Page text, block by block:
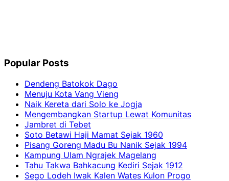
Popular Posts
Dendeng Batokok Dago
Menuju Kota Vang Vieng
Naik Kereta dari Solo ke Jogja
Mengembangkan Startup Lewat Komunitas
Jambret di Tebet
Soto Betawi Haji Mamat Sejak 1960
Pisang Goreng Madu Bu Nanik Sejak 1994
Kampung Ulam Ngrajek Magelang
Tahu Takwa Bahkacung Kediri Sejak 1912
Sego Lodeh Iwak Kalen Wates Kulon Progo